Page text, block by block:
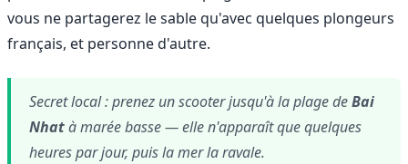
vous ne partagerez le sable qu'avec quelques plongeurs
français, et personne d'autre.
Secret local : prenez un scooter jusqu'à la plage deBai
Nhatà marée basse — elle n'apparaît que quelques
heures par jour, puis la mer la ravale.